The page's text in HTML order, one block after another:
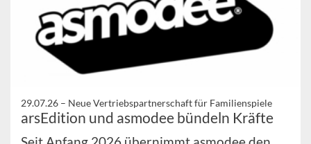
29.07.26 – Neue Vertriebspartnerschaft für Familienspiele
arsEdition und asmodee bündeln Kräfte